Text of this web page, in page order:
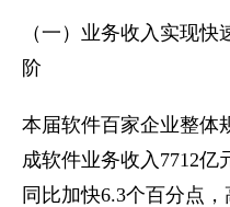
（一）业务收入实现
阶
本届软件百家企业整体
成软件业务收入7712亿
同比加快6.3个百分点